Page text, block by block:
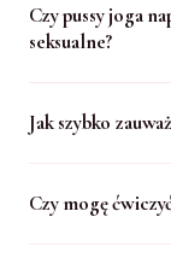
Czy pussy joga
seksualne?
Jak szybko
Czy mogę